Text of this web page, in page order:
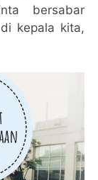
bersabar
kepala kita,